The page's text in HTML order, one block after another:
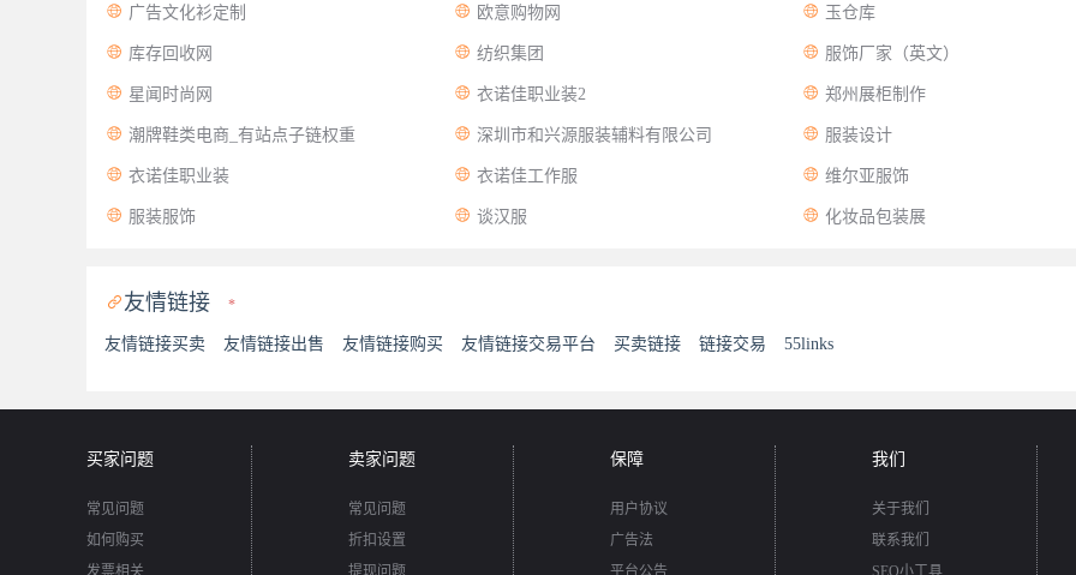
 广告文化衫定制  欧意购物网  玉仓库
 库存回收网  纺织集团  服饰厂家（英文）
 星闻时尚网  衣诺佳职业装2  郑州展柜制作
 潮牌鞋类电商_有站点子链权重  深圳市和兴源服装辅料有限公司  服装设计
 衣诺佳职业装  衣诺佳工作服  维尔亚服饰
 服装服饰  谈汉服  化妆品包装展
友情链接 *
友情链接买卖 友情链接出售 友情链接购买 友情链接交易平台 买卖链接 链接交易 55links
买家问题
常见问题
如何购买
发票相关
卖家问题
常见问题
折扣设置
提现问题
保障
用户协议
广告法
平台公告
我们
关于我们
联系我们
SEO小工具